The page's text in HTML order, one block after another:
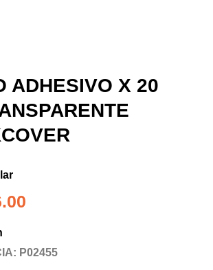
ADHESIVO X 20
P02455